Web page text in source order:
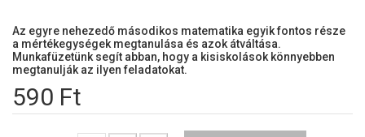
Az egyre nehezedő másodikos matematika egyik fontos része
a mértékegységek megtanulása és azok átváltása.
Munkafüzetünk segít abban, hogy a kisiskolások könnyebben
megtanulják az ilyen feladatokat.
590 Ft